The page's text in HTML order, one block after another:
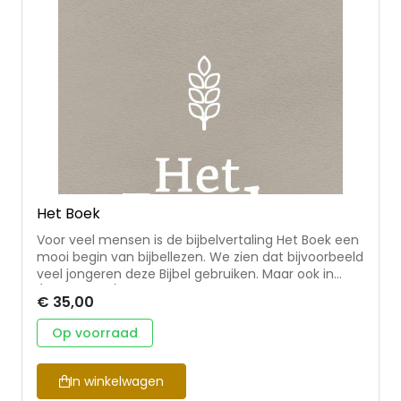
Het Boek
Voor veel mensen is de bijbelvertaling Het Boek een
mooi begin van bijbellezen. We zien dat bijvoorbeeld
veel jongeren deze Bijbel gebruiken. Maar ook in
(missionaire) situaties waarin bijbellezen steeds
minder voorkomt, is deze Bijbel begrijpelijk om te
lezen en heeft zij een warme persoonlijke insteek.
Het Boek is gebaseerd op bestaande
tekst van de Bijbel wordt in eigen woorden
herverteld, gedachte voor gedachte. Kortom: hét
€ 35,00
Op voorraad
In winkelwagen